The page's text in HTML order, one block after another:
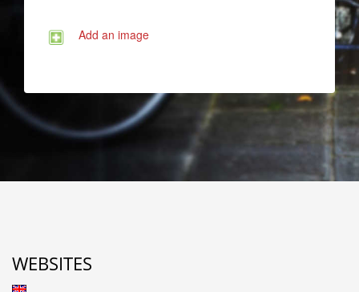
Add an image
WEBSITES